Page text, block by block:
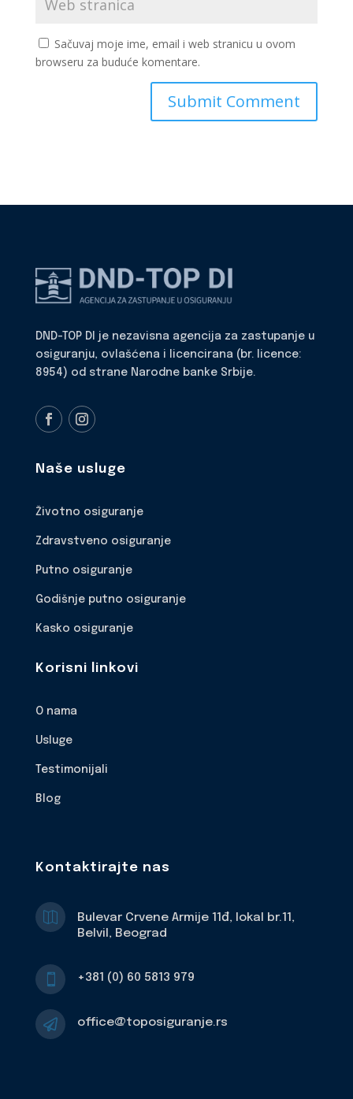
Sačuvaj moje ime, email i web stranicu u ovom
browseru za buduće komentare.
DND-TOP DI je nezavisna agencija za zastupanje u
osiguranju, ovlašćena i licencirana (br. licence:
8954) od strane Narodne banke Srbije.
Naše usluge
Životno osiguranje
Zdravstveno osiguranje
Putno osiguranje
Godišnje putno osiguranje
Kasko osiguranje
Korisni linkovi
O nama
Usluge
Testimonijali
Blog
Kontaktirajte nas

Bulevar Crvene Armije 11đ, lokal br.11,
Belvil, Beograd
 +381 (0) 60 5813 979
 office@toposiguranje.rs